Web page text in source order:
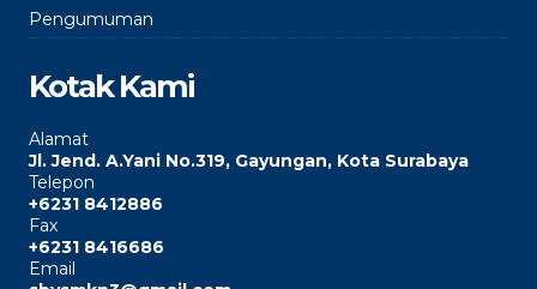
Pengumuman
Kotak Kami
Alamat
Jl. Jend. A.Yani No.319, Gayungan, Kota Surabaya
Telepon
+6231 8412886
Fax
+6231 8416686
Email